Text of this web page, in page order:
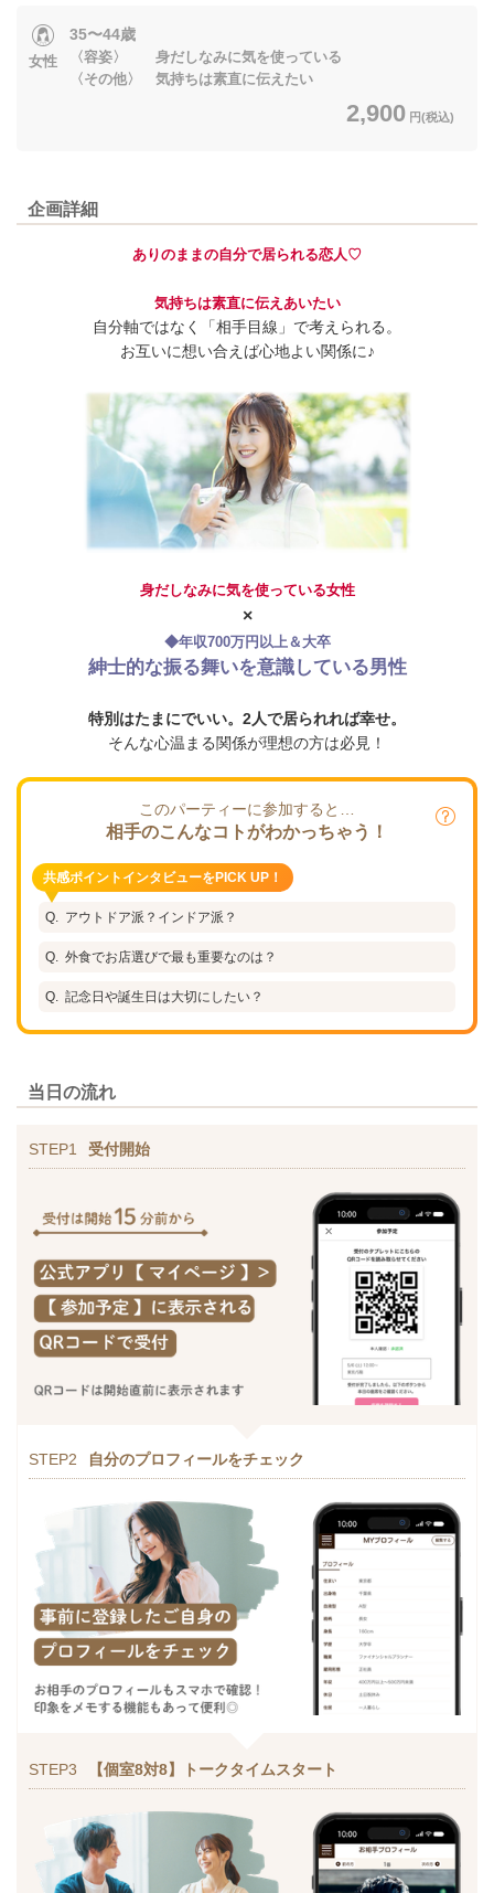
女性
35〜44歳
〈容姿〉 身だしなみに気を使っている
〈その他〉 気持ちは素直に伝えたい
2,900 円(税込)
企画詳細
ありのままの自分で居られる恋人♡
気持ちは素直に伝えあいたい
自分軸ではなく「相手目線」で考えられる。
お互いに想い合えば心地よい関係に♪
身だしなみに気を使っている女性
×
◆年収700万円以上＆大卒
紳士的な振る舞いを意識している男性
特別はたまにでいい。2人で居られれば幸せ。
そんな心温まる関係が理想の方は必見！
このパーティーに参加すると…
相手のこんなコトがわかっちゃう！
共感ポイントインタビューをPICK UP！
アウトドア派？インドア派？
外食でお店選びで最も重要なのは？
記念日や誕生日は大切にしたい？
当日の流れ
STEP1 受付開始
STEP2 自分のプロフィールをチェック
STEP3 【個室8対8】トークタイムスタート